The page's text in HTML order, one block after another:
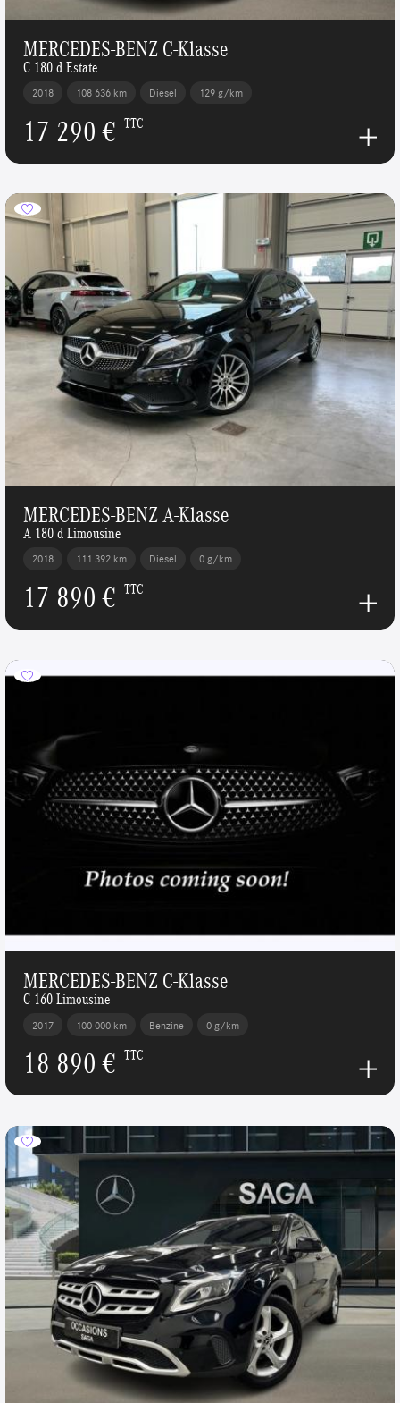
MERCEDES-BENZ C-Klasse
C 180 d Estate
2018 108 636 km Diesel 129 g/km
17 290 € TTC
MERCEDES-BENZ A-Klasse
A 180 d Limousine
2018 111 392 km Diesel 0 g/km
17 890 € TTC
MERCEDES-BENZ C-Klasse
C 160 Limousine
2017 100 000 km Benzine 0 g/km
18 890 € TTC